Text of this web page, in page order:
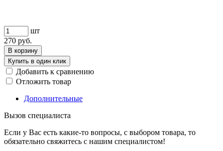
шт
270 руб.
В корзину
Купить в один клик
Добавить к сравнению
Отложить товар
Дополнительные
Вызов специалиста
Если у Вас есть какие-то вопросы, с выбором товара, то
обязательно свяжитесь с нашим специалистом!